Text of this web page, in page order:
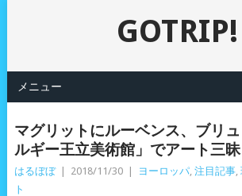
GOTRIP!
メニュー
マグリットにルーベンス、ブリ
ルギー王立美術館」でアート三昧
はるぼぼ 2018/11/30 ヨーロッパ, 注目記事,
ト